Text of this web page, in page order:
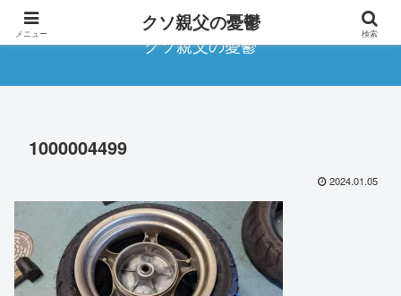
クソ親父の憂鬱
1000004499
2024.01.05
メニュー クソ親父の憂鬱 検索